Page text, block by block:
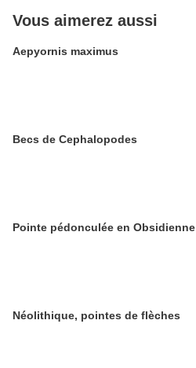
Vous aimerez aussi
Aepyornis maximus
Becs de Cephalopodes
Pointe pédonculée en Obsidienne
Néolithique, pointes de flèches